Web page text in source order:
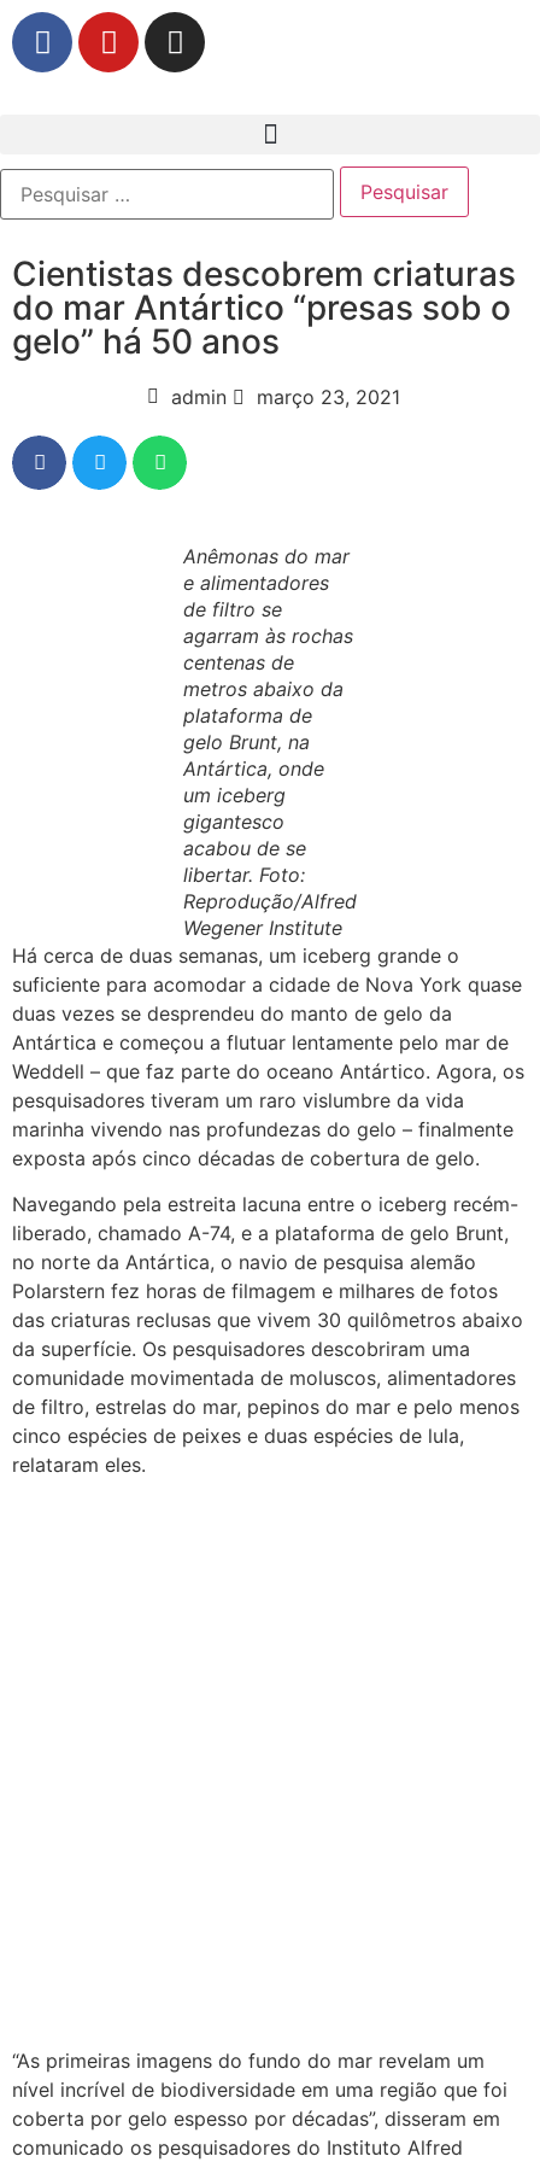
Cientistas descobrem criaturas
do mar Antártico “presas sob o
gelo” há 50 anos
admin março 23, 2021
Anêmonas do mar
e alimentadores
de filtro se
agarram às rochas
centenas de
metros abaixo da
plataforma de
gelo Brunt, na
Antártica, onde
um iceberg
gigantesco
acabou de se
libertar. Foto:
Reprodução/Alfred
Wegener Institute
Há cerca de duas semanas, um iceberg grande o
suficiente para acomodar a cidade de Nova York quase
duas vezes se desprendeu do manto de gelo da
Antártica e começou a flutuar lentamente pelo mar de
Weddell – que faz parte do oceano Antártico. Agora, os
pesquisadores tiveram um raro vislumbre da vida
marinha vivendo nas profundezas do gelo – finalmente
exposta após cinco décadas de cobertura de gelo.
Navegando pela estreita lacuna entre o iceberg recém-
liberado, chamado A-74, e a plataforma de gelo Brunt,
no norte da Antártica, o navio de pesquisa alemão
Polarstern fez horas de filmagem e milhares de fotos
das criaturas reclusas que vivem 30 quilômetros abaixo
da superfície. Os pesquisadores descobriram uma
comunidade movimentada de moluscos, alimentadores
de filtro, estrelas do mar, pepinos do mar e pelo menos
cinco espécies de peixes e duas espécies de lula,
relataram eles.
“As primeiras imagens do fundo do mar revelam um
nível incrível de biodiversidade em uma região que foi
coberta por gelo espesso por décadas”, disseram em
comunicado os pesquisadores do Instituto Alfred